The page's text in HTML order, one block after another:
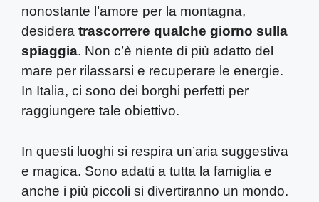
nonostante l’amore per la montagna,
desidera trascorrere qualche giorno sulla
spiaggia. Non c’è niente di più adatto del
mare per rilassarsi e recuperare le energie.
In Italia, ci sono dei borghi perfetti per
raggiungere tale obiettivo.
In questi luoghi si respira un’aria suggestiva
e magica. Sono adatti a tutta la famiglia e
anche i più piccoli si divertiranno un mondo.